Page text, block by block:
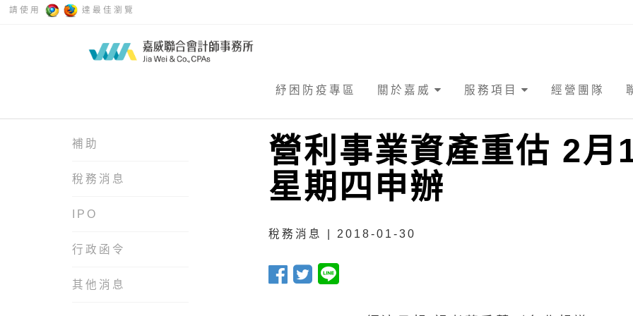
請使用 達最佳瀏覽
紓困防疫專區 關於嘉威 服務項目 經營團隊
補助
稅務消息
IPO
行政函令
其他消息
營利事業資產重估 2月
星期四申辦
稅務消息 | 2018-01-30